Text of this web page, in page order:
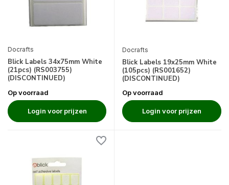
Docrafts
Blick Labels 34x75mm White
(21pcs) (RS003755)
(DISCONTINUED)
Op voorraad
Login voor prijzen
Docrafts
Blick Labels 19x25mm White
(105pcs) (RS001652)
(DISCONTINUED)
Op voorraad
Login voor prijzen